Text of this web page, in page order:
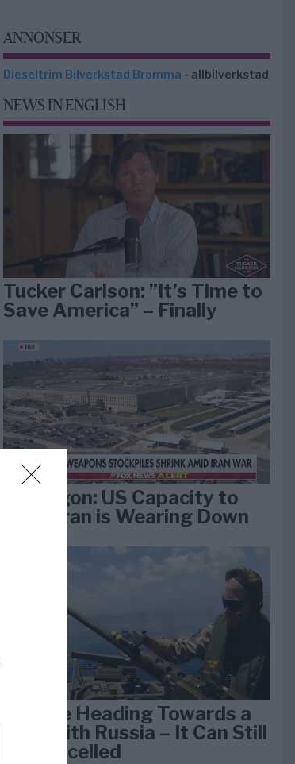
ANNONSER
Dieseltrim Bilverkstad Bromma - allbilverkstad
NEWS IN ENGLISH
Tucker Carlson: ”It’s Time to
Save America” – Finally
Pentagon: US Capacity to
Fight Iran is Wearing Down
We Are Heading Towards a
War With Russia – It Can Still
Be Cancelled